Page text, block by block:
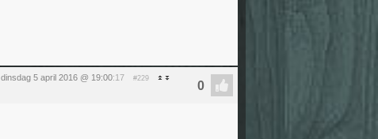
dinsdag 5 april 2016 @ 19:00:17 #229